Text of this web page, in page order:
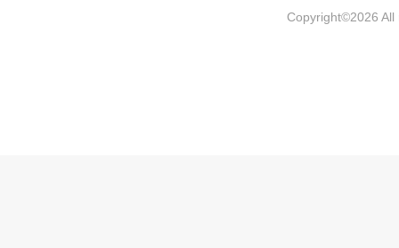
Copyright©2026